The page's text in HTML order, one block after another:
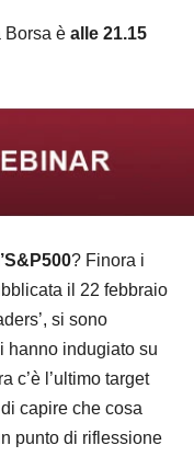
Borsa è alle 21.15
? Finora i
il 22 febbraio
si sono
hanno indugiato su
c’è l’ultimo target
capire che cosa
punto di riflessione